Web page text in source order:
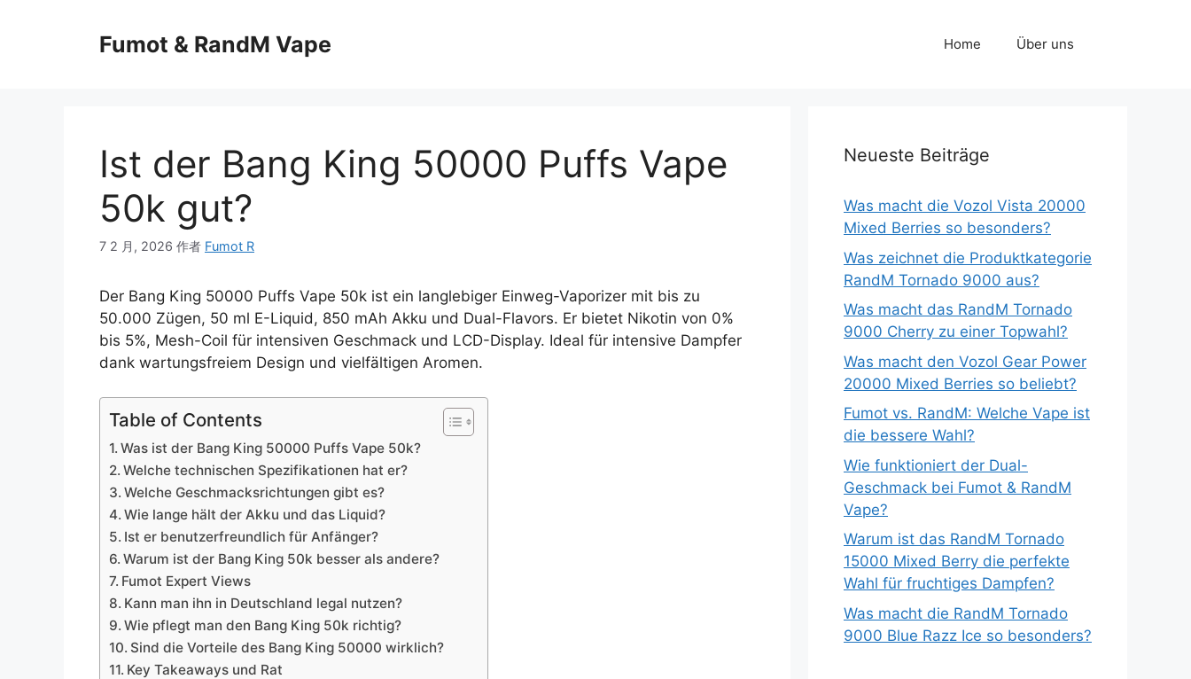
Fumot & RandM Vape Home Über uns
Ist der Bang King 50000 Puffs Vape
50k gut?
7 2 月, 2026 作者 Fumot R
Der Bang King 50000 Puffs Vape 50k ist ein langlebiger Einweg-Vaporizer mit bis zu
50.000 Zügen, 50 ml E-Liquid, 850 mAh Akku und Dual-Flavors. Er bietet Nikotin von 0%
bis 5%, Mesh-Coil für intensiven Geschmack und LCD-Display. Ideal für intensive Dampfer
dank wartungsfreiem Design und vielfältigen Aromen.
Table of Contents
Was ist der Bang King 50000 Puffs Vape 50k?
Welche technischen Spezifikationen hat er?
Welche Geschmacksrichtungen gibt es?
Wie lange hält der Akku und das Liquid?
Ist er benutzerfreundlich für Anfänger?
Warum ist der Bang King 50k besser als andere?
Fumot Expert Views
Kann man ihn in Deutschland legal nutzen?
Wie pflegt man den Bang King 50k richtig?
Sind die Vorteile des Bang King 50000 wirklich?
Key Takeaways und Rat
Neueste Beiträge
Was macht die Vozol Vista 20000
Mixed Berries so besonders?
Was zeichnet die Produktkategorie
RandM Tornado 9000 aus?
Was macht das RandM Tornado
9000 Cherry zu einer Topwahl?
Was macht den Vozol Gear Power
20000 Mixed Berries so beliebt?
Fumot vs. RandM: Welche Vape ist
die bessere Wahl?
Wie funktioniert der Dual-
Geschmack bei Fumot & RandM
Vape?
Warum ist das RandM Tornado
15000 Mixed Berry die perfekte
Wahl für fruchtiges Dampfen?
Was macht die RandM Tornado
9000 Blue Razz Ice so besonders?